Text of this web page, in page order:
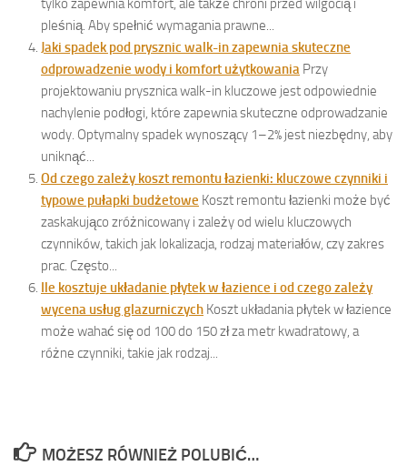
pleśnią. Aby spełnić wymagania prawne...
Jaki spadek pod prysznic walk-in zapewnia skuteczne
odprowadzenie wody i komfort użytkowania Przy
projektowaniu prysznica walk-in kluczowe jest odpowiednie
nachylenie podłogi, które zapewnia skuteczne odprowadzanie
wody. Optymalny spadek wynoszący 1–2% jest niezbędny, aby
uniknąć...
Od czego zależy koszt remontu łazienki: kluczowe czynniki i
typowe pułapki budżetowe Koszt remontu łazienki może być
zaskakująco zróżnicowany i zależy od wielu kluczowych
czynników, takich jak lokalizacja, rodzaj materiałów, czy zakres
prac. Często...
Ile kosztuje układanie płytek w łazience i od czego zależy
wycena usług glazurniczych Koszt układania płytek w łazience
może wahać się od 100 do 150 zł za metr kwadratowy, a
różne czynniki, takie jak rodzaj...
MOŻESZ RÓWNIEŻ POLUBIĆ…